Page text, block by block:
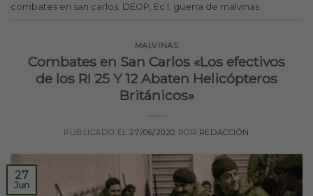
combates en san carlos DEOP Ec I guerra de malvinas
MALVINAS
Combates en San Carlos «Los efectivos
de los RI 25 Y 12 Abaten Helicópteros
Británicos»
PUBLICADO EL27/06/2020 POR REDACCIÓN
27
Jun